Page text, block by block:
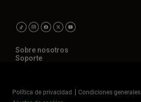
Sobre nosotros
Soporte
Política de privacidad Condiciones generales